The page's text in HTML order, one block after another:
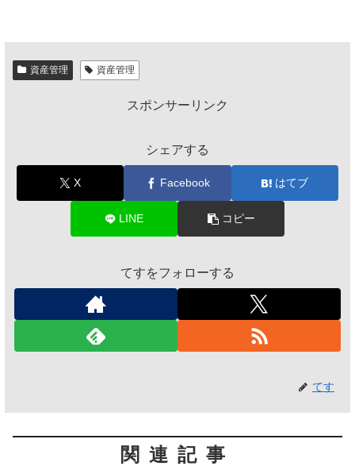
資産管理 資産管理
スポンサーリンク
シェアする
X Facebook はてブ
LINE コピー
てすをフォローする
てす
関連記事